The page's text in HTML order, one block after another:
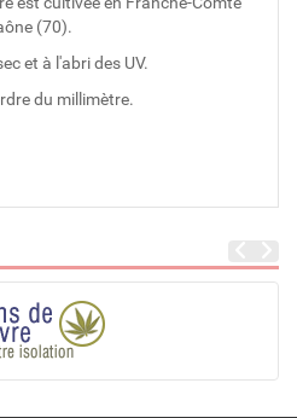
(70).
et à l'abri des UV.
du millimètre.